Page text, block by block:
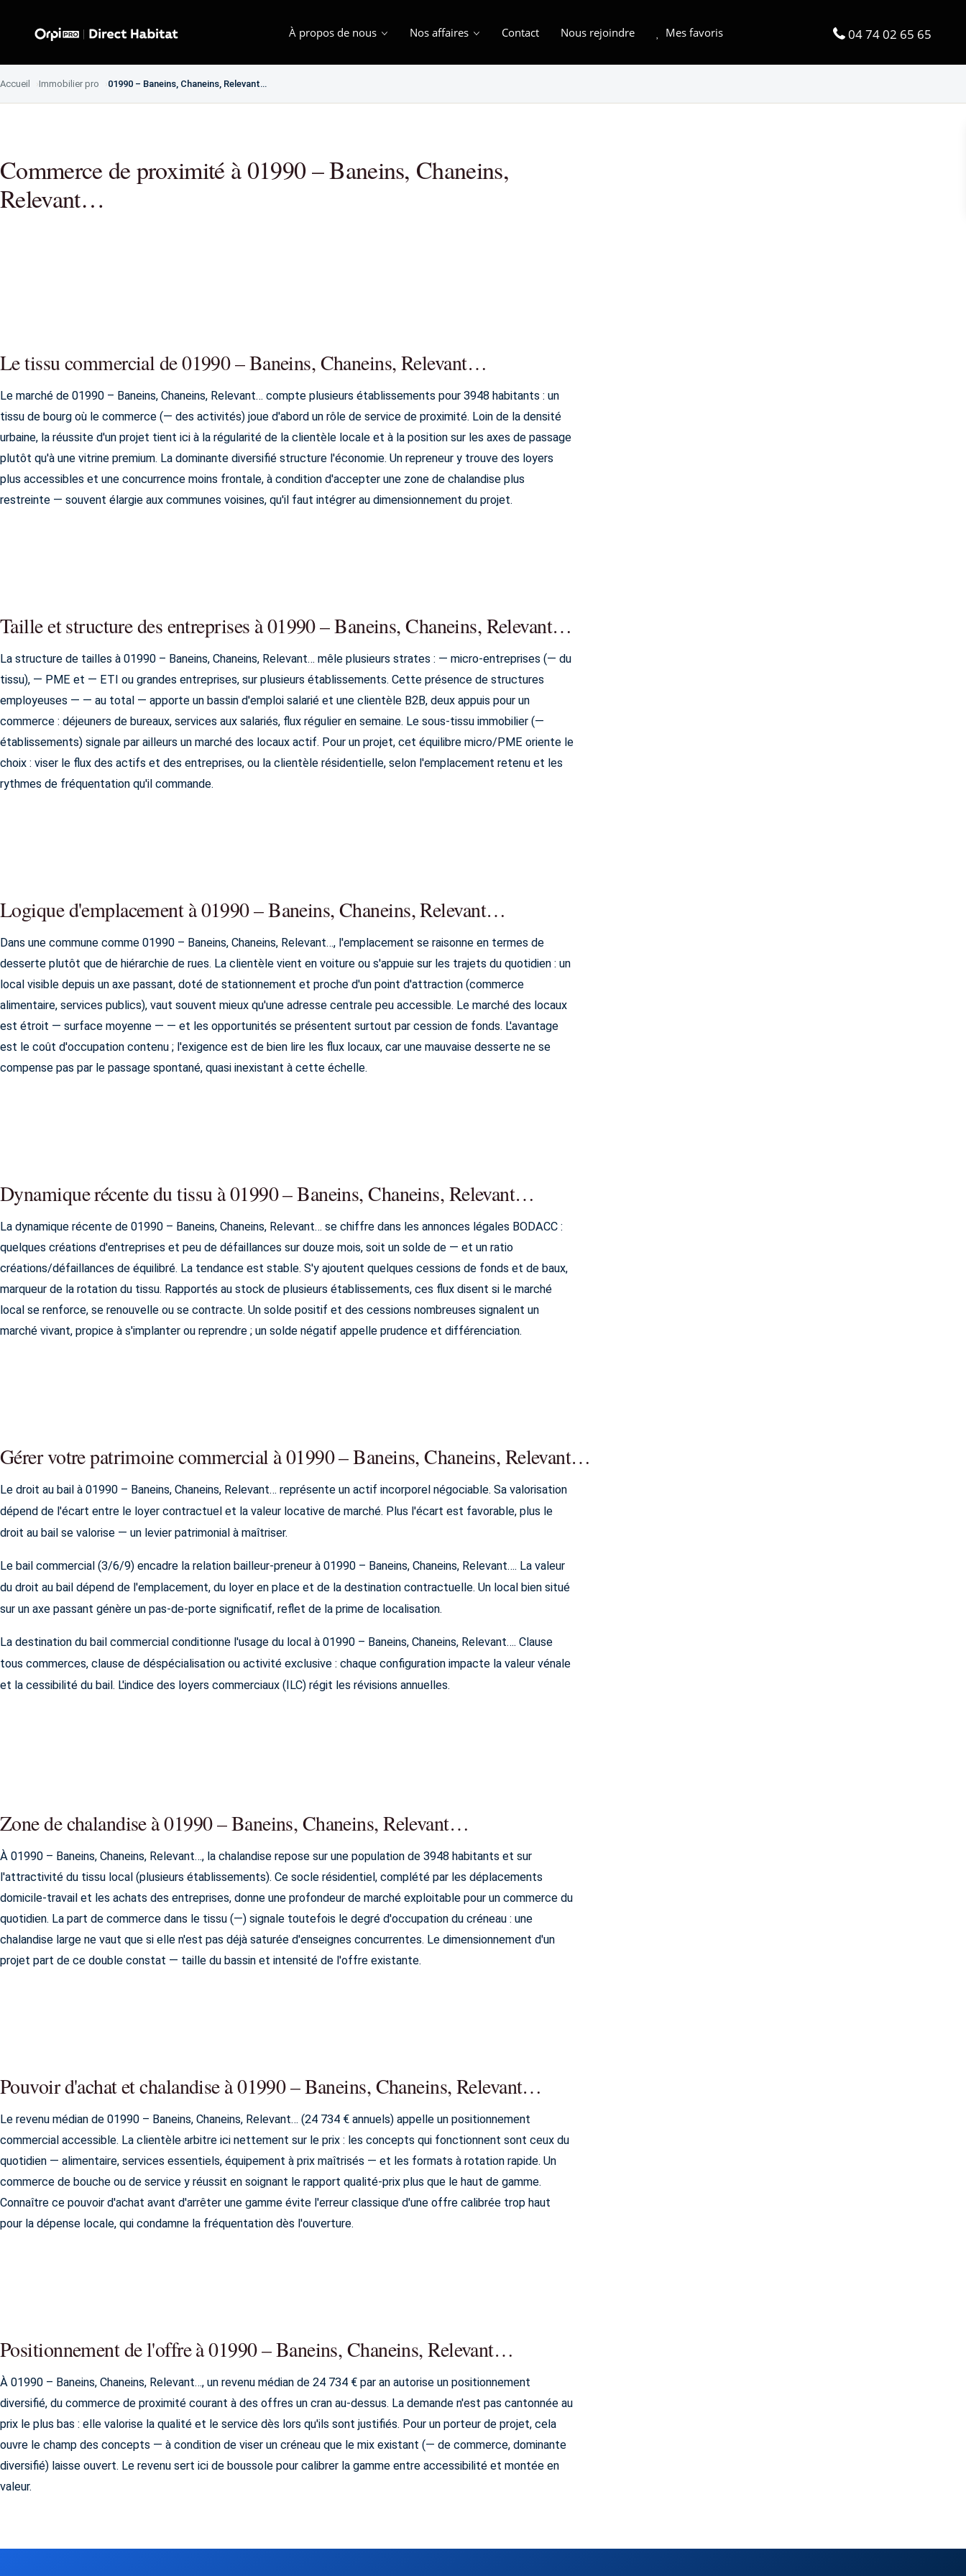
À propos de nous Nos affaires Contact Nous rejoindre Mes favoris 04 74 02 65 65
Accueil Immobilier pro 01990 – Baneins, Chaneins, Relevant…
Commerce de proximité à 01990 – Baneins, Chaneins,
Relevant…
Le tissu commercial de 01990 – Baneins, Chaneins, Relevant…
Le marché de 01990 – Baneins, Chaneins, Relevant… compte plusieurs établissements pour 3948 habitants : un
tissu de bourg où le commerce (— des activités) joue d'abord un rôle de service de proximité. Loin de la densité
urbaine, la réussite d'un projet tient ici à la régularité de la clientèle locale et à la position sur les axes de passage
plutôt qu'à une vitrine premium. La dominante diversifié structure l'économie. Un repreneur y trouve des loyers
plus accessibles et une concurrence moins frontale, à condition d'accepter une zone de chalandise plus
restreinte — souvent élargie aux communes voisines, qu'il faut intégrer au dimensionnement du projet.
Taille et structure des entreprises à 01990 – Baneins, Chaneins, Relevant…
La structure de tailles à 01990 – Baneins, Chaneins, Relevant… mêle plusieurs strates : — micro-entreprises (— du
tissu), — PME et — ETI ou grandes entreprises, sur plusieurs établissements. Cette présence de structures
employeuses — — au total — apporte un bassin d'emploi salarié et une clientèle B2B, deux appuis pour un
commerce : déjeuners de bureaux, services aux salariés, flux régulier en semaine. Le sous-tissu immobilier (—
établissements) signale par ailleurs un marché des locaux actif. Pour un projet, cet équilibre micro/PME oriente le
choix : viser le flux des actifs et des entreprises, ou la clientèle résidentielle, selon l'emplacement retenu et les
rythmes de fréquentation qu'il commande.
Logique d'emplacement à 01990 – Baneins, Chaneins, Relevant…
Dans une commune comme 01990 – Baneins, Chaneins, Relevant…, l'emplacement se raisonne en termes de
desserte plutôt que de hiérarchie de rues. La clientèle vient en voiture ou s'appuie sur les trajets du quotidien : un
local visible depuis un axe passant, doté de stationnement et proche d'un point d'attraction (commerce
alimentaire, services publics), vaut souvent mieux qu'une adresse centrale peu accessible. Le marché des locaux
est étroit — surface moyenne — — et les opportunités se présentent surtout par cession de fonds. L'avantage
est le coût d'occupation contenu ; l'exigence est de bien lire les flux locaux, car une mauvaise desserte ne se
compense pas par le passage spontané, quasi inexistant à cette échelle.
Dynamique récente du tissu à 01990 – Baneins, Chaneins, Relevant…
La dynamique récente de 01990 – Baneins, Chaneins, Relevant… se chiffre dans les annonces légales BODACC :
quelques créations d'entreprises et peu de défaillances sur douze mois, soit un solde de — et un ratio
créations/défaillances de équilibré. La tendance est stable. S'y ajoutent quelques cessions de fonds et de baux,
marqueur de la rotation du tissu. Rapportés au stock de plusieurs établissements, ces flux disent si le marché
local se renforce, se renouvelle ou se contracte. Un solde positif et des cessions nombreuses signalent un
marché vivant, propice à s'implanter ou reprendre ; un solde négatif appelle prudence et différenciation.
Gérer votre patrimoine commercial à 01990 – Baneins, Chaneins, Relevant…
Le droit au bail à 01990 – Baneins, Chaneins, Relevant… représente un actif incorporel négociable. Sa valorisation
dépend de l'écart entre le loyer contractuel et la valeur locative de marché. Plus l'écart est favorable, plus le
droit au bail se valorise — un levier patrimonial à maîtriser.
Le bail commercial (3/6/9) encadre la relation bailleur-preneur à 01990 – Baneins, Chaneins, Relevant…. La valeur
du droit au bail dépend de l'emplacement, du loyer en place et de la destination contractuelle. Un local bien situé
sur un axe passant génère un pas-de-porte significatif, reflet de la prime de localisation.
La destination du bail commercial conditionne l'usage du local à 01990 – Baneins, Chaneins, Relevant…. Clause
tous commerces, clause de déspécialisation ou activité exclusive : chaque configuration impacte la valeur vénale
et la cessibilité du bail. L'indice des loyers commerciaux (ILC) régit les révisions annuelles.
Zone de chalandise à 01990 – Baneins, Chaneins, Relevant…
À 01990 – Baneins, Chaneins, Relevant…, la chalandise repose sur une population de 3948 habitants et sur
l'attractivité du tissu local (plusieurs établissements). Ce socle résidentiel, complété par les déplacements
domicile-travail et les achats des entreprises, donne une profondeur de marché exploitable pour un commerce du
quotidien. La part de commerce dans le tissu (—) signale toutefois le degré d'occupation du créneau : une
chalandise large ne vaut que si elle n'est pas déjà saturée d'enseignes concurrentes. Le dimensionnement d'un
projet part de ce double constat — taille du bassin et intensité de l'offre existante.
Pouvoir d'achat et chalandise à 01990 – Baneins, Chaneins, Relevant…
Le revenu médian de 01990 – Baneins, Chaneins, Relevant… (24 734 € annuels) appelle un positionnement
commercial accessible. La clientèle arbitre ici nettement sur le prix : les concepts qui fonctionnent sont ceux du
quotidien — alimentaire, services essentiels, équipement à prix maîtrisés — et les formats à rotation rapide. Un
commerce de bouche ou de service y réussit en soignant le rapport qualité-prix plus que le haut de gamme.
Connaître ce pouvoir d'achat avant d'arrêter une gamme évite l'erreur classique d'une offre calibrée trop haut
pour la dépense locale, qui condamne la fréquentation dès l'ouverture.
Positionnement de l'offre à 01990 – Baneins, Chaneins, Relevant…
À 01990 – Baneins, Chaneins, Relevant…, un revenu médian de 24 734 € par an autorise un positionnement
diversifié, du commerce de proximité courant à des offres un cran au-dessus. La demande n'est pas cantonnée au
prix le plus bas : elle valorise la qualité et le service dès lors qu'ils sont justifiés. Pour un porteur de projet, cela
ouvre le champ des concepts — à condition de viser un créneau que le mix existant (— de commerce, dominante
diversifié) laisse ouvert. Le revenu sert ici de boussole pour calibrer la gamme entre accessibilité et montée en
valeur.